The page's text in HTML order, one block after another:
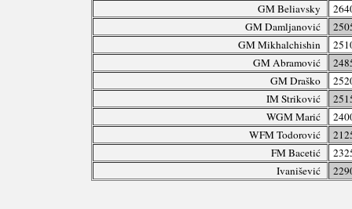
GM Beliavsky
GM Damljanović
GM Mikhalchishin
GM Abramović
GM Draško
IM Striković
WGM Marić
WFM Todorović
FM Bacetić
Ivanišević